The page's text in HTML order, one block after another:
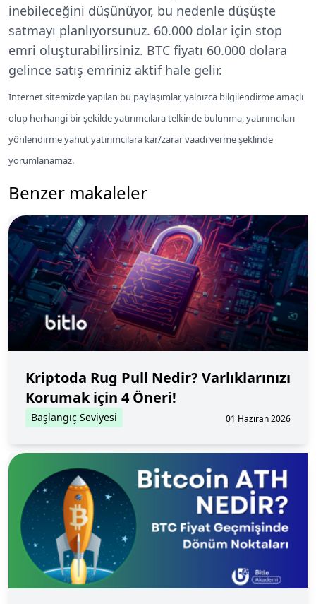
inebileceğini düşünüyor, bu nedenle düşüşte
satmayı planlıyorsunuz. 60.000 dolar için stop
emri oluşturabilirsiniz. BTC fiyatı 60.000 dolara
gelince satış emriniz aktif hale gelir.
İnternet sitemizde yapılan bu paylaşımlar, yalnızca bilgilendirme amaçlı
olup herhangi bir şekilde yatırımcılara telkinde bulunma, yatırımcıları
yönlendirme yahut yatırımcılara kar/zarar vaadi verme şeklinde
yorumlanamaz.
Benzer makaleler
Kriptoda Rug Pull Nedir? Varlıklarınızı
Korumak için 4 Öneri!
Başlangıç Seviyesi 01 Haziran 2026